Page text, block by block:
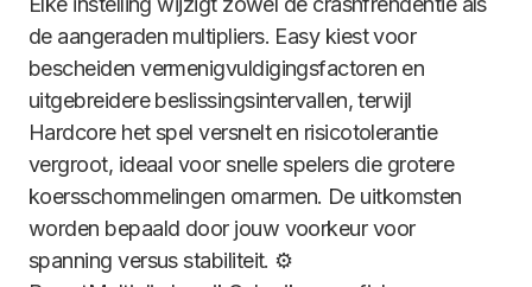
de aangeraden multipliers. Easy kiest voor
bescheiden vermenigvuldigingsfactoren en
uitgebreidere beslissingsintervallen, terwijl
Hardcore het spel versnelt en risicotolerantie
vergroot, ideaal voor snelle spelers die grotere
koersschommelingen omarmen. De uitkomsten
worden bepaald door jouw voorkeur voor
spanning versus stabiliteit. ⚙️